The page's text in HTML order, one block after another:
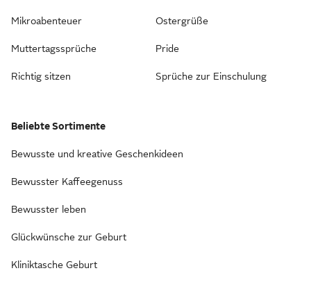
Mikroabenteuer
Muttertagssprüche
Richtig sitzen
Ostergrüße
Pride
Sprüche zur Einschulung
Beliebte Sortimente
Bewusste und kreative Geschenkideen
Bewusster Kaffeegenuss
Bewusster leben
Glückwünsche zur Geburt
Kliniktasche Geburt